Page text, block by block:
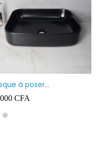
à poser
noir mate
CFA